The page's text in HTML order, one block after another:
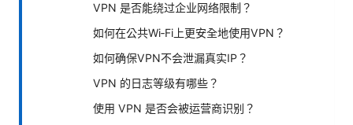
VPN 是否能绕过企业网络限制？
如何在公共Wi‑Fi上更安全地使用VPN？
如何确保VPN不会泄漏真实IP？
VPN 的日志等级有哪些？
使用 VPN 是否会被运营商识别？